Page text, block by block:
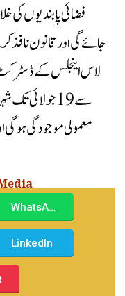
فضائی پابندیوں کی
جائے گی اور قانون
سے 19 جولائی
معمولی موجودگی ہوگی
WhatsApp
LinkedIn